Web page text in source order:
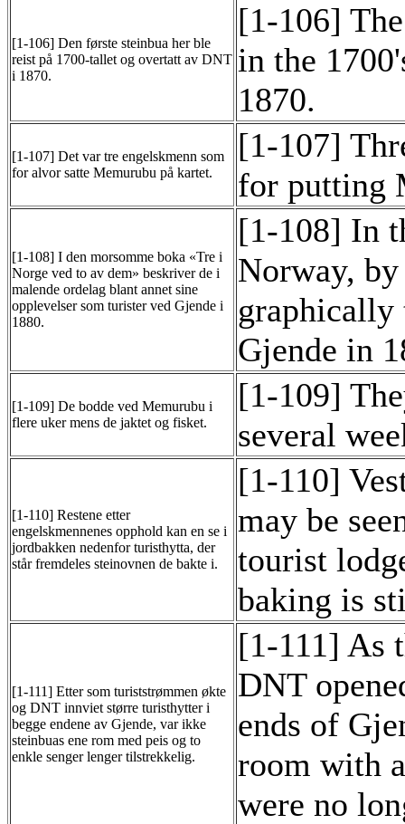
[1-106] Den første steinbua her ble
reist på 1700-tallet og overtatt av DNT
i 1870.
[1-106]
in the
1870.
[1-107] Det var tre engelskmenn som
for alvor satte Memurubu på kartet.
[1-107]
for putting
[1-108] I den morsomme boka «Tre i
Norge ved to av dem» beskriver de i
malende ordelag blant annet sine
opplevelser som turister ved Gjende i
1880.
[1-108] In
Norway,
graphically
Gjende in
[1-109] De bodde ved Memurubu i
flere uker mens de jaktet og fisket.
[1-109]
several
[1-110] Restene etter
engelskmennenes opphold kan en se i
jordbakken nedenfor turisthytta, der
står fremdeles steinovnen de bakte i.
[1-110]
may be
tourist
baking is
[1-111] Etter som turiststrømmen økte
og DNT innviet større turisthytter i
begge endene av Gjende, var ikke
steinbuas ene rom med peis og to
enkle senger lenger tilstrekkelig.
[1-111] As
DNT
ends of
room with
were no